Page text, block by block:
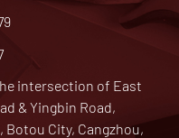
intersection of East
& Yingbin Road,
Botou City, Cangzhou,